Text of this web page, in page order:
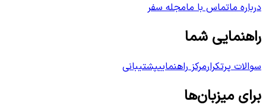
درباره ماتماس با مامجله سفر
راهنمایی شما
سوالات پرتکرارمرکز راهنماییپشتیبانی
برای میزبان‌ها